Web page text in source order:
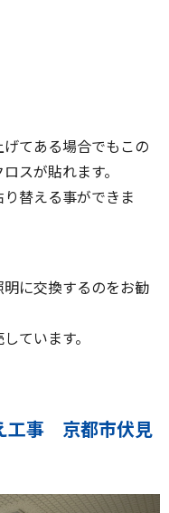
てある場合でもこの
スが貼れます。
替える事ができま
に交換するのをお勧
ています。
事 京都市伏見